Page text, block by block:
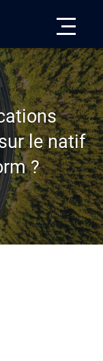
le natif
?